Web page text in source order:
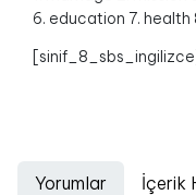
6. education 7. health
Yorumlar İçerik